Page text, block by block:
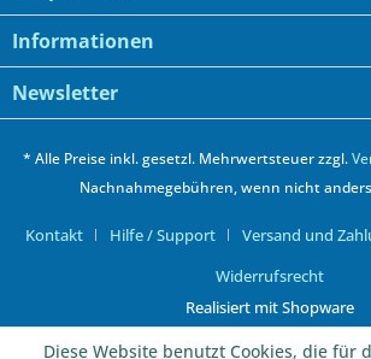
Informationen
Newsletter
* Alle Preise inkl. gesetzl. Mehrwertsteuer zzgl.
Nachnahmegebühren, wenn nicht
Kontakt Hilfe / Support
Versand und
Widerrufsrecht
Realisiert mit Shopware
Diese Website benutzt Cookies, die für